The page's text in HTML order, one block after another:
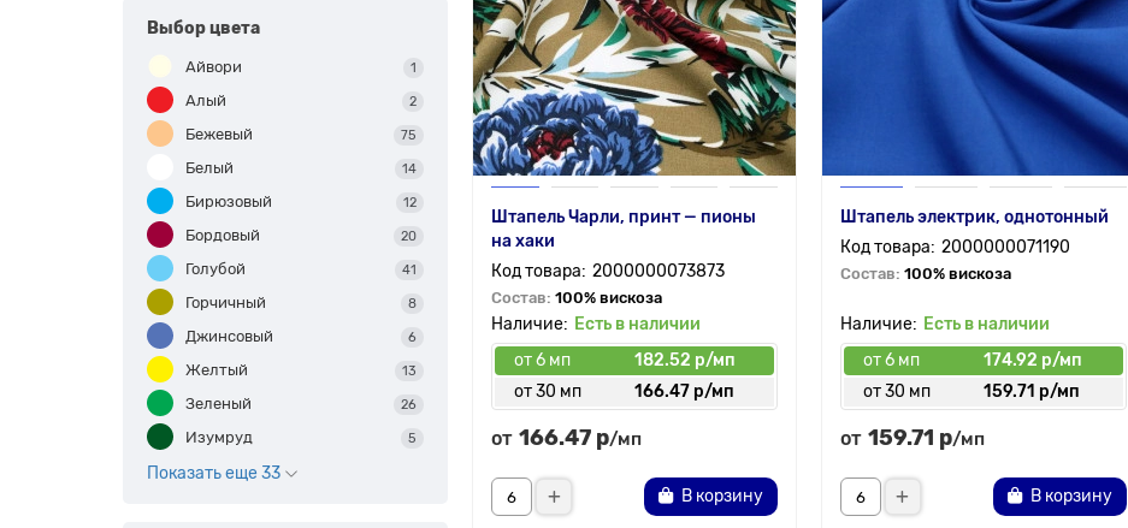
Выбор цвета
Айвори 1
Алый 2
Бежевый 75
Белый 14
Бирюзовый 12
Бордовый 20
Голубой 41
Горчичный 8
Джинсовый 6
Желтый 13
Зеленый 26
Изумруд 5
Показать еще 33
Штапель Чарли, принт — пионы
на хаки
2000000073873
Состав: 100% вискоза
Есть в наличии
от 6 мп
182.52 р/мп
от 30 мп
166.47 р/мп
от 166.47 р/мп
В корзину
Штапель электрик, однотонный
2000000071190
Состав: 100% вискоза
Есть в наличии
от 6 мп
174.92 р/мп
от 30 мп
159.71 р/мп
от 159.71 р/мп
В корзину